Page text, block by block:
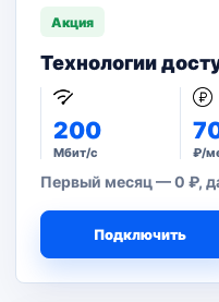
Акция
Технологии
200
Мбит/с ₽/
Первый месяц — 0 ₽,
Подключить